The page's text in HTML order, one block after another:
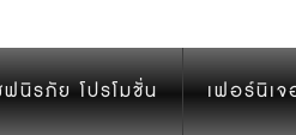
ฟนิรภัย โปรโมชั่น เฟอร์นิเ